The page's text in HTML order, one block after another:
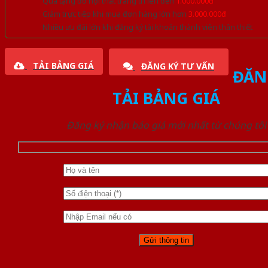
Giảm trực tiếp khi mua đơn hàng lớn hơn 3.000.000đ
Nhiều ưu đãi lớn khi đăng ký tài khoản thành viên thân thiết
TẢI BẢNG GIÁ ĐĂNG KÝ TƯ VẤN
TẢI BẢNG GIÁ
Đăng ký nhận báo giá mới nhất từ chúng tôi